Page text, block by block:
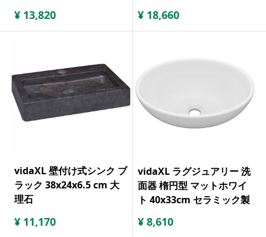
¥ 13,820 ¥ 18,660
vidaXL 壁付け式シンク ブ
ラック 38x24x6.5 cm 大
理石
¥ 11,170
vidaXL ラグジュアリー 洗
面器 楕円型 マットホワイ
ト 40x33cm セラミック製
¥ 8,610